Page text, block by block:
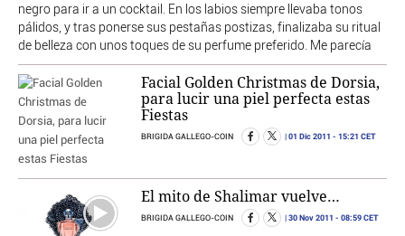
negro para ir a un cocktail. En los labios siempre llevaba tonos
pálidos, y tras ponerse sus pestañas postizas, finalizaba su ritual
de belleza con unos toques de su perfume preferido. Me parecía
Facial Golden Christmas de Dorsia,
para lucir una piel perfecta estas
Fiestas
BRIGIDA GALLEGO-COIN 01 Dic 2011 - 15:21 CET
El mito de Shalimar vuelve…
BRIGIDA GALLEGO-COIN 30 Nov 2011 - 08:59 CET